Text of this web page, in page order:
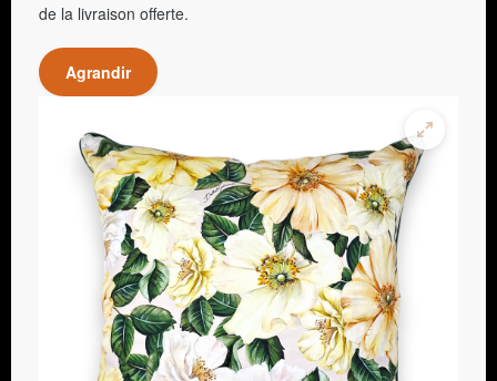
de la livraison offerte.
Agrandir